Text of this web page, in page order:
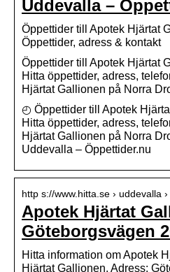
Uddevalla –
Öppettider till Apotek Hjärtat
Öppettider, adress & kontakt
Öppettider till Apotek Hjärtat
Hitta öppettider, adress,
Hjärtat Gallionen på Norra
◴ Öppettider till Apotek
Hitta öppettider, adress,
Hjärtat Gallionen på Norra
Uddevalla – Öppettider.nu
http s://www.hitta.se › uddevalla
Apotek Hjärtat
Göteborgsvägen
Hitta information om Apotek
Hjärtat Gallionen. Adress: